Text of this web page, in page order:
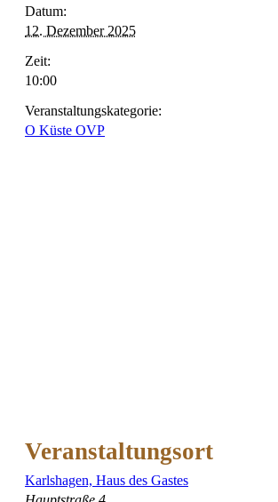
Datum:
12. Dezember 2025
Zeit:
10:00
Veranstaltungskategorie:
O Küste OVP
Veranstaltungsort
Karlshagen, Haus des Gastes